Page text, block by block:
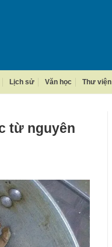
Lịch sử Văn học Thư viện
từ nguyên